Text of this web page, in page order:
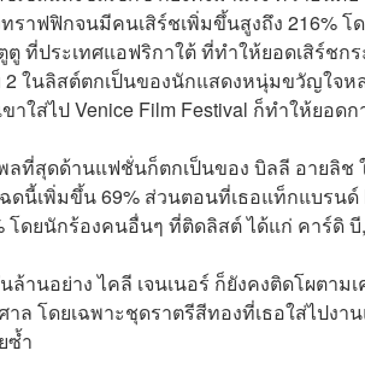
ราฟฟิกจนมีคนเสิร์ชเพิ่มขึ้นสูงถึง 216% โ
ตู ที่ประเทศแอฟริกาใต้ ที่ทำให้ยอดเสิร์ช
ในลิสต์ตกเป็นของนักแสดงหนุ่มขวัญใจ
ขาใส่ไป Venice Film Festival ก็ทำให้ยอ
ที่สุดด้านแฟชั่นก็ตกเป็นของ บิลลี อายลิช
ดนี้เพิ่มขึ้น 69% ส่วนตอนที่เธอแท็กแบรนด์
โดยนักร้องคนอื่นๆ ที่ติดลิสต์ ได้แก่ คาร์ดิ
านอย่าง ไคลี เจนเนอร์ ก็ยังคงติดโผตา
าล โดยเฉพาะชุดราตรีสีทองที่เธอใส่ไปง
ซ้ำ